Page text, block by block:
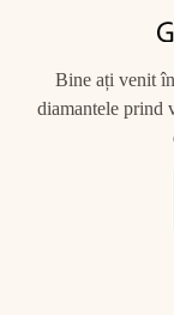
Bine ați venit
diamantele prind